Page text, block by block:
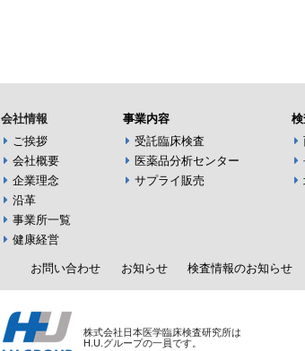
会社情報
ご挨拶
会社概要
企業理念
沿革
事業所一覧
健康経営
事業内容
受託臨床検査
医薬品分析センター
サプライ販売
お問い合わせ お知らせ 検査情報のお知らせ
株式会社日本医学臨床検査研究所は
H.U.グループの一員です。